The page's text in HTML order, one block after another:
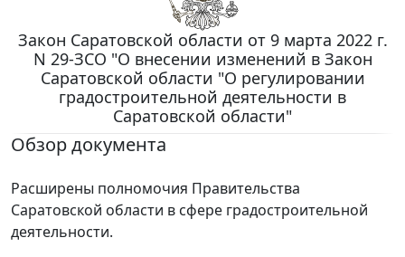
Закон Саратовской области от 9 марта 2022 г.
N 29-ЗСО "О внесении изменений в Закон
Саратовской области "О регулировании
градостроительной деятельности в
Саратовской области"
Обзор документа
Расширены полномочия Правительства
Саратовской области в сфере градостроительной
деятельности.